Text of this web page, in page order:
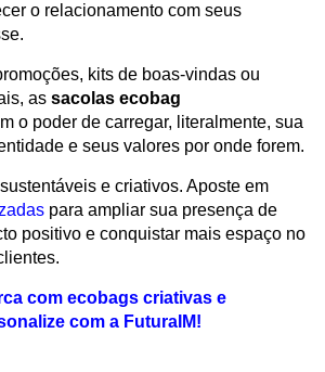
o relacionamento com seus
kits de boas-vindas ou
as sacolas ecobag
o poder de carregar, literalmente, sua
e seus valores por onde forem.
e criativos. Aposte em
para ampliar sua presença de
positivo e conquistar mais espaço no
com ecobags criativas e
com a FuturaIM!